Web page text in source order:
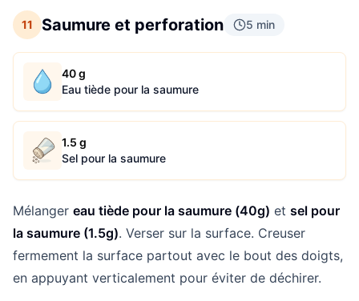
11 Saumure et perforation 5 min
40 g
Eau tiède pour la saumure
1.5 g
Sel pour la saumure
Mélanger eau tiède pour la saumure (40g) et sel pour
la saumure (1.5g). Verser sur la surface. Creuser
fermement la surface partout avec le bout des doigts,
en appuyant verticalement pour éviter de déchirer.